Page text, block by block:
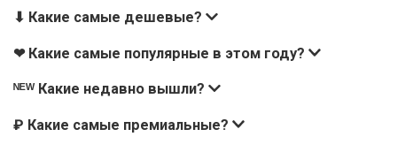
⬇ Какие самые дешевые?
❤ Какие самые популярные в этом году?
ᴺᴱᵂ Какие недавно вышли?
₽ Какие самые премиальные?